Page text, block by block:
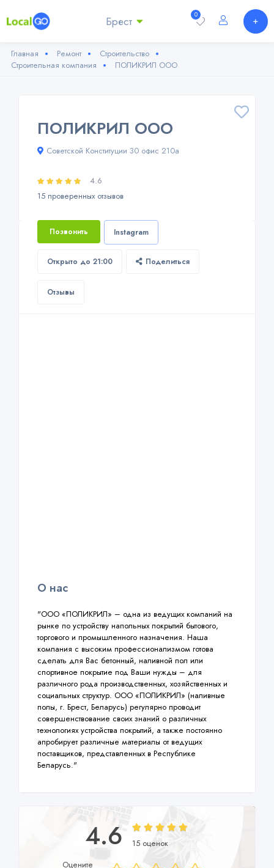
0
Брест
Главная Ремонт
Строительство
Строительная компания
ПОЛИКРИЛ ООО
ПОЛИКРИЛ ООО
Советской Конституции 30 офис 210а
4.6
15 проверенных отзывов
Позвонить Instagram
Открыто до 21:00 Поделиться
Отзывы
О нас
"ООО «ПОЛИКРИЛ» – одна из ведущих компаний на
рынке по устройству напольных покрытий бытового,
торгового и промышленного назначения. Наша
компания с высоким профессионализмом готова
сделать для Вас бетонный, наливной пол или
спортивное покрытие под Ваши нужды – для
различного рода производственных, хозяйственных и
социальных структур. ООО «ПОЛИКРИЛ» (наливные
полы, г. Брест, Беларусь) регулярно проводит
совершенствование своих знаний о различных
технологиях устройства покрытий, а также постоянно
апробирует различные материалы от ведущих
поставщиков, представленных в Республике
Беларусь."
4.6
15 оценок
Оцените